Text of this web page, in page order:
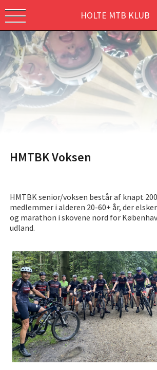
HOLTE MTB KLUB
HMTBK Voksen
HMTBK senior/voksen består af knapt
medlemmer i alderen 20-60+ år, der
og marathon i skovene nord for
udland.